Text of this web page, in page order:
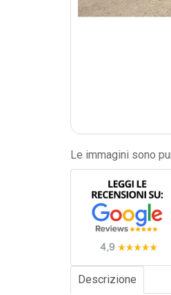
Le immagini sono
Descrizione